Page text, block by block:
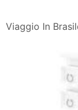
Viaggio In